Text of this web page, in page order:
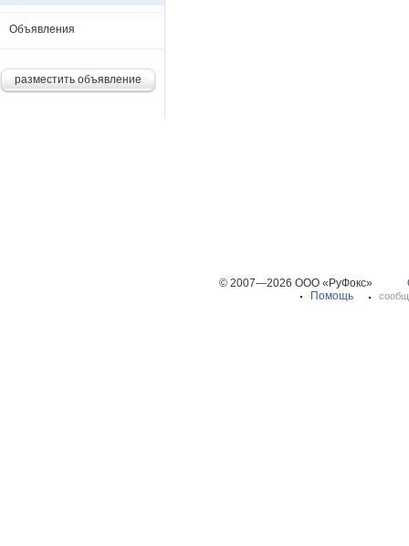
Объявления
разместить объявление
© 2007—2026 ООО «РуФокс»
Помощь